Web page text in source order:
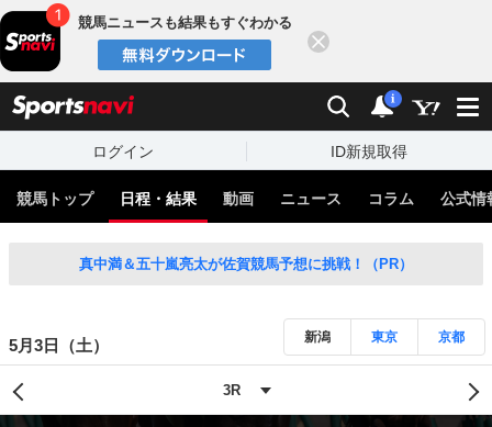
競馬ニュースも結果もすぐわかる
検索 通知
i
ログイン ID新規取得
競馬トップ 日程・結果 動画 ニュース コラム 公式情
真中満＆五十嵐亮太が佐賀競馬予想に挑戦！（PR）
5月3日（土） 新潟 東京 京都